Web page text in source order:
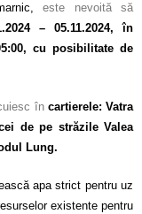
este nevoită să
– 05.11.2024, în
cu posibilitate de
în cartierele: Vatra
de pe străzile Valea
Lung.
apa strict pentru uz
existente pentru